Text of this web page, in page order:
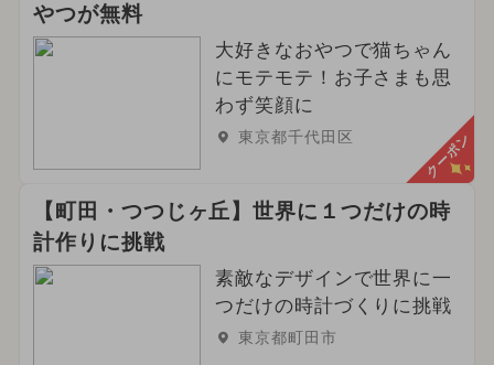
やつが無料
大好きなおやつで猫ちゃん
にモテモテ！お子さまも思
わず笑顔に
東京都千代田区 クーポン
【町田・つつじヶ丘】世界に１つだけの時
計作りに挑戦
素敵なデザインで世界に一
つだけの時計づくりに挑戦
東京都町田市